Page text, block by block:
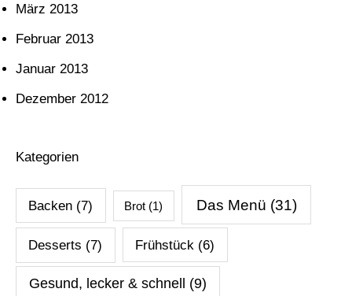
März 2013
Februar 2013
Januar 2013
Dezember 2012
Kategorien
Backen (7) Brot (1) Das Menü (31)
Desserts (7) Frühstück (6)
Gesund, lecker & schnell (9)